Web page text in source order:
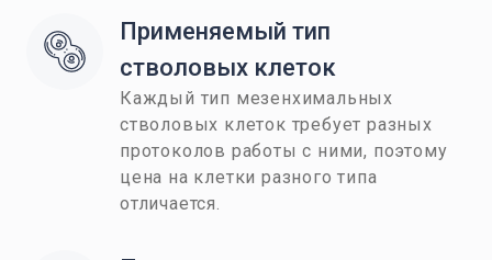
Применяемый тип
стволовых клеток
Каждый тип мезенхимальных
стволовых клеток требует разных
протоколов работы с ними, поэтому
цена на клетки разного типа
отличается.